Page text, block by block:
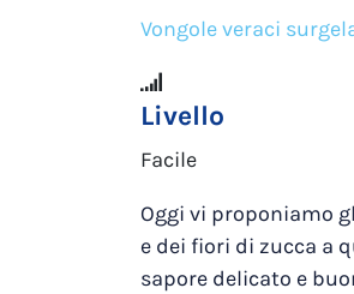
Vongole veraci
Livello
Facile
Oggi vi proponiamo
e dei fiori di zucca a
sapore delicato e